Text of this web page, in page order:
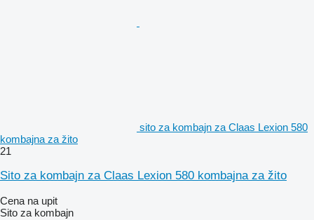
sito za kombajn za Claas Lexion 580
kombajna za žito
21
Sito za kombajn za Claas Lexion 580 kombajna za žito
Cena na upit
Sito za kombajn